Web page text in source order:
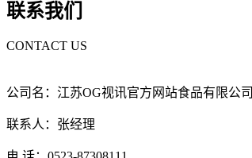
联系我们
CONTACT US
公司名：江苏OG视讯官方网站食品有限公司
联系人：张经理